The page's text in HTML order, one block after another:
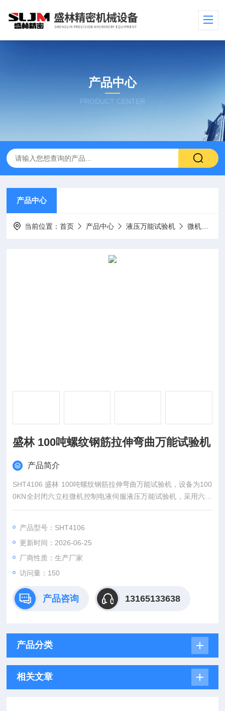
产品中心
PRODUCT CENTER
产品中心
当前位置：首页 产品中心 液压万能试验机 微机屏显式液压万能试验机
盛林 100吨螺纹钢筋拉伸弯曲万能试验机
产品简介
SHT4106 盛林 100吨螺纹钢筋拉伸弯曲万能试验机，设备为100
0KN全封闭六立柱微机控制电液伺服液压万能试验机，采用六根
立柱超高刚性主机架构、内置油缸液压加载方案，整机一体式全
产品型号：SHT4106
更新时间：2026-06-25
厂商性质：生产厂家
访问量：150
产品咨询 13165133638
产品分类
相关文章